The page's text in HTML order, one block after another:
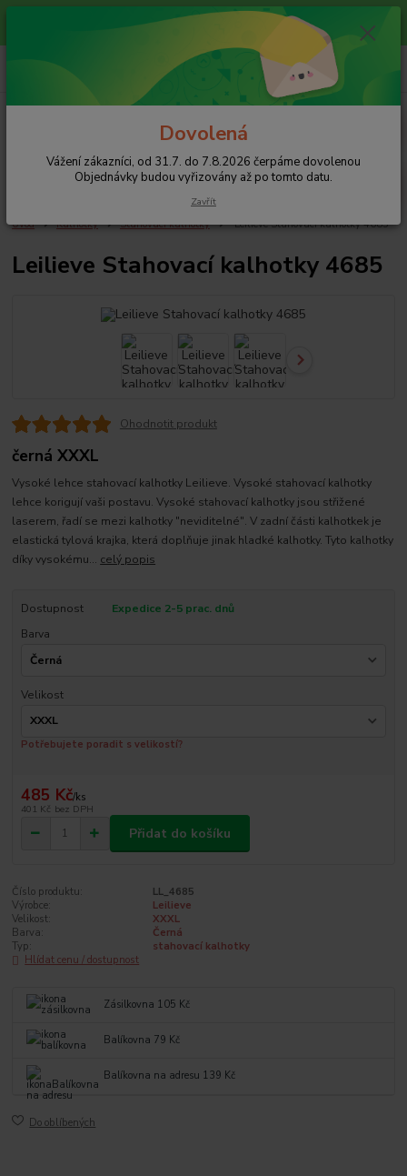
Vážení zákazníci, od 31.7. do 7.8.2026 čerpáme dovolenou
Objednávky budou vyřizovány až po tomto datu.
+420 608 754 282
pište email, pokud nezvedám tel.
Úvod Kalhotky Stahovací kalhotky Leilieve Stahovací kalhotky 4685
Leilieve Stahovací kalhotky 4685
Ohodnotit produkt
černá XXXL
Vysoké lehce stahovací kalhotky Leilieve. Vysoké stahovací kalhotky
lehce korigují vaši postavu. Vysoké stahovací kalhotky jsou střižené
laserem, řadí se mezi kalhotky "neviditelné". V zadní části kalhotkek je
elastická tylová krajka, která doplňuje jinak hladké kalhotky. Tyto kalhotky
díky vysokému... celý popis
Dostupnost
Expedice 2-5 prac. dnů
Barva
Velikost
Potřebujete poradit s velikostí?
485 Kč/ks
401 Kč bez DPH
Přidat do košíku
Číslo produktu:
LL_4685
Výrobce:
Leilieve
Velikost:
XXXL
Barva:
Černá
Typ:
stahovací kalhotky
Hlídat cenu / dostupnost
Zásilkovna 105 Kč
Balíkovna 79 Kč
Balíkovna na adresu 139 Kč
Do oblíbených
Dovolená
Vážení zákazníci, od 31.7. do 7.8.2026 čerpáme dovolenou
Objednávky budou vyřizovány až po tomto datu.
Zavřít